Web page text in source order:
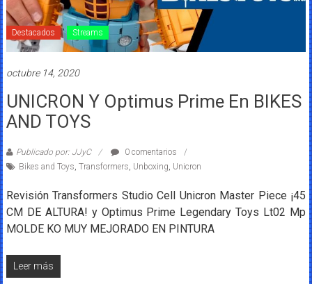
Destacados Streams
octubre 14, 2020
UNICRON Y Optimus Prime En BIKES
AND TOYS
Publicado por: JJyC
0 comentarios
Bikes and Toys, Transformers, Unboxing, Unicron
Revisión Transformers Studio Cell Unicron Master Piece ¡45
CM DE ALTURA! y Optimus Prime Legendary Toys Lt02 Mp
MOLDE KO MUY MEJORADO EN PINTURA
Leer más